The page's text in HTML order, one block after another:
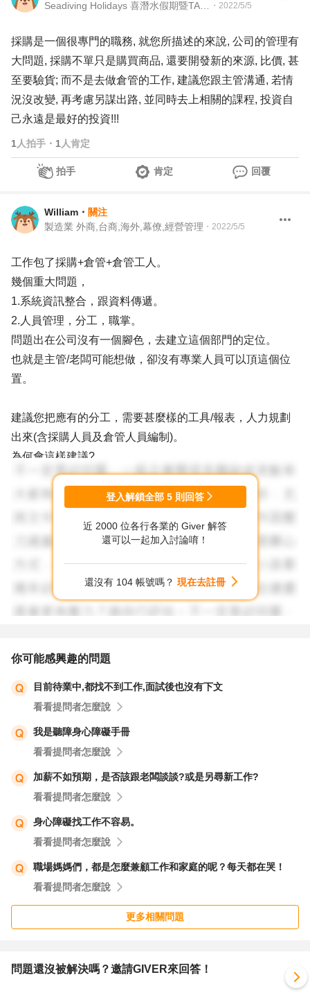
・ 2022/5/5
採購是一個很專門的職務, 就您所描述的來說, 公司的管理有
大問題, 採購不單只是購買商品, 還要開發新的來源, 比價, 甚
至要驗貨; 而不是去做倉管的工作, 建議您跟主管溝通, 若情
況沒改變, 再考慮另謀出路, 並同時去上相關的課程, 投資自
己永遠是最好的投資!!!
1 人拍手 ・ 1 人肯定
拍手 肯定 回覆
William ・ 關注
製造業 外商,台商,海外,幕僚,經營管理 ・ 2022/5/5
工作包了採購+倉管+倉管工人。
幾個重大問題，
1.系統資訊整合，跟資料傳遞。
2.人員管理，分工，職掌。
問題出在公司沒有一個腳色，去建立這個部門的定位。
也就是主管/老闆可能想做，卻沒有專業人員可以頂這個位
置。
建議您把應有的分工，需要甚麼樣的工具/報表，人力規劃
出來(含採購人員及倉管人員編制)。
為何會這樣建議?
因為您已經在這邊摸索了好一陣子，從最基礎的工作到對應
各部門，以及供應商。需要甚麼樣的報表，資料維護，屬您
這位業務新主管，不可能也不太有機會像您一樣從頭到尾了
所以您把規劃的職掌/工作/人力/報表整合出來(會很龐大)，
跟主管討論後，請他協助去推這些事。
業務/生管平常的作業有關，還有從被其他單位申訴的問題
倉庫的部分，主要是人力，有無機會找工讀生，臨時工等。
(寧可花多點時間時間仔細規劃)
登入解鎖全部 5 則回答
近 2000 位各行各業的 Giver 解答
還可以一起加入討論唷！
還沒有 104 帳號嗎？ 現在去註冊
你可能感興趣的問題
目前待業中,都找不到工作,面試後也沒有下文
看看提問者怎麼說
我是聽障身心障礙手冊
看看提問者怎麼說
加薪不如預期，是否該跟老闆談談?或是另尋新工作?
看看提問者怎麼說
身心障礙找工作不容易。
看看提問者怎麼說
職場媽媽們，都是怎麼兼顧工作和家庭的呢？每天都在哭！
看看提問者怎麼說
更多相關問題
問題還沒被解決嗎？邀請GIVER來回答！